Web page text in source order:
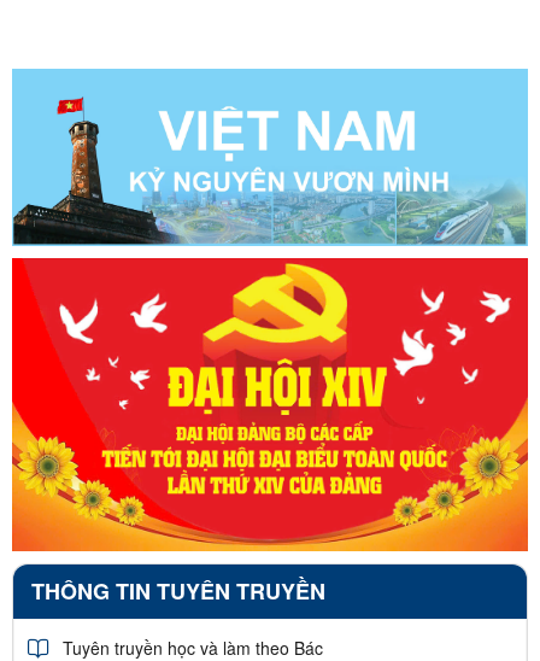
THÔNG TIN TUYÊN TRUYỀN
Tuyên truyền học và làm theo Bác